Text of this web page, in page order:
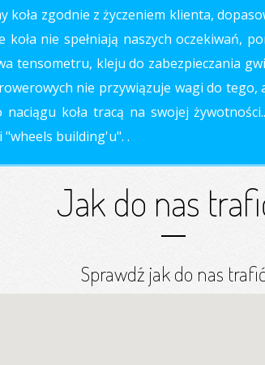
koła zgodnie z życzeniem klienta,
nie spełniają naszych oczekiwań,
tensometru, kleju do zabezpieczania
nie przywiązuje wagi do
koła tracą na swojej
building'u". .
Jak do nas
Sprawdź jak do nas